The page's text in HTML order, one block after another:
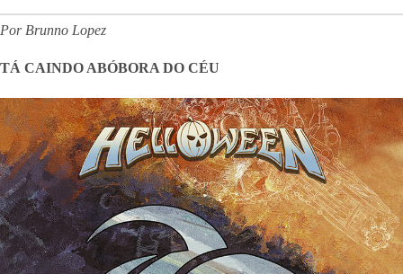
Por Brunno Lopez
TÁ CAINDO ABÓBORA DO CÉU